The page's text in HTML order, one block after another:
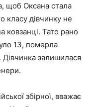
щоб Оксана стала
класу дівчинку не
ковзанці. Тато рано
13, померла
Дівчинка залишилася
збірної, вважає